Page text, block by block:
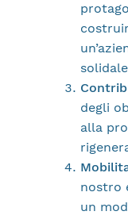
degli
alla
nostro
un